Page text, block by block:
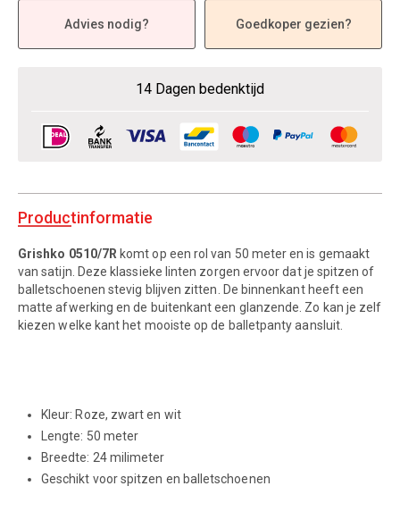
Advies nodig? Goedkoper gezien?
14 Dagen bedenktijd
Productinformatie
Grishko 0510/7R komt op een rol van 50 meter en is gemaakt
van satijn. Deze klassieke linten zorgen ervoor dat je spitzen of
balletschoenen stevig blijven zitten. De binnenkant heeft een
matte afwerking en de buitenkant een glanzende. Zo kan je zelf
kiezen welke kant het mooiste op de balletpanty aansluit.
Kleur: Roze, zwart en wit
Lengte: 50 meter
Breedte: 24 milimeter
Geschikt voor spitzen en balletschoenen